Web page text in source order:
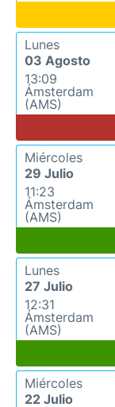
Lunes
03 Agosto
13:09
Ámsterdam
(AMS)
Miércoles
29 Julio
11:23
Ámsterdam
(AMS)
Lunes
27 Julio
12:31
Ámsterdam
(AMS)
Miércoles
22 Julio